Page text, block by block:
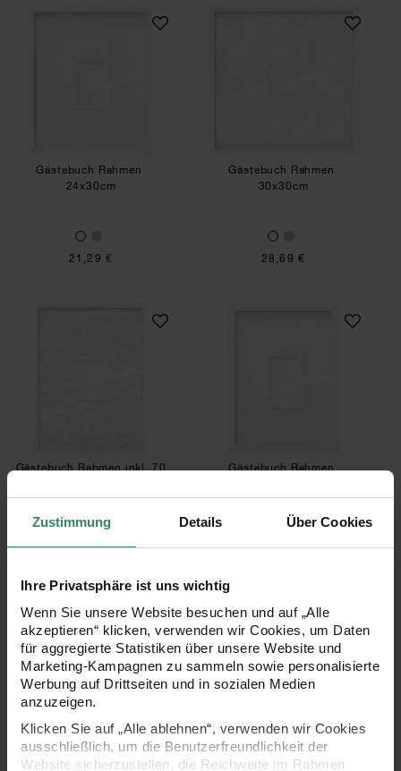
Zustimmung Details Über Cookies
Ihre Privatsphäre ist uns wichtig
Wenn Sie unsere Website besuchen und auf „Alle
akzeptieren“ klicken, verwenden wir Cookies, um Daten
für aggregierte Statistiken über unsere Website und
Marketing-Kampagnen zu sammeln sowie personalisierte
Werbung auf Drittseiten und in sozialen Medien
anzuzeigen.
Klicken Sie auf „Alle ablehnen“, verwenden wir Cookies
ausschließlich, um die Benutzerfreundlichkeit der
Website sicherzustellen, die Reichweite im Rahmen
Gästebuch Rahmen
Gästebuch Rahmen
24x30cm
21,29 €
Gästebuch
Gästebuch Rahmen
30x30cm
28,69 €
Gästebuch Rahmen inkl. 70 Holzherzen
Gästebuch Rahmen inkl. 70
30x40cm
Gästebuch
Gästebuch Rahmen
Holzaufsteller mit doppelter Acrylscheibe
Holzaufsteller mit doppelter
Holzaufsteller mit
Holzaufsteller mit doppelter